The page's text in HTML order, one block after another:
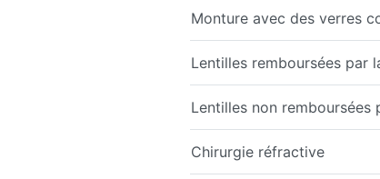
Monture avec des verres
Lentilles remboursées par
Lentilles non
Chirurgie réfractive